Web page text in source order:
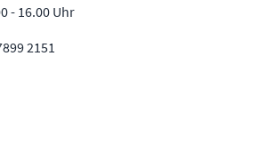
- 16.00 Uhr
2151